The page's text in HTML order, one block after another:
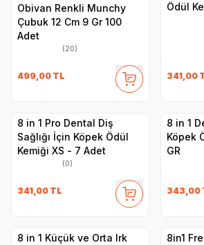
Obivan Renkli Munchy
Çubuk 12 Cm 9 Gr 100
Adet
(20)
499,00 TL
Ödül
341,00
8 in 1 Pro Dental Diş
Sağlığı İçin Köpek Ödül
Kemiği XS - 7 Adet
(0)
341,00 TL
8 in 1
Köpek
GR
343,00
8 in 1 Küçük ve Orta Irk
8in1